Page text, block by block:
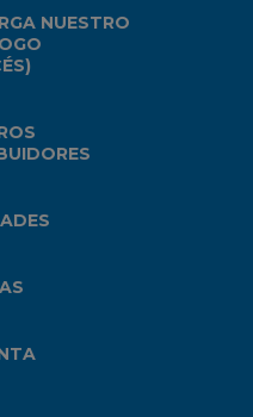
NUESTRO